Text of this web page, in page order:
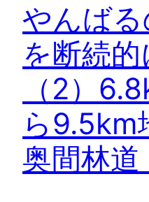
やんば
を断続的
（2）
ら9.5km
奥間林道